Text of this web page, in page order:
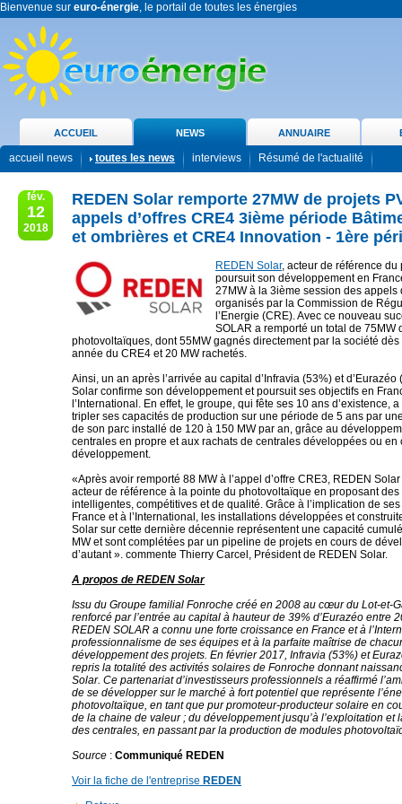
Bienvenue sur euro-énergie, le portail de toutes les énergies
ACCUEIL NEWS ANNUAIRE
accueil news toutes les news interviews Résumé de l'actualité
fév.
12
2018
REDEN Solar remporte 27MW de projets
appels d’offres CRE4 3ième période
et ombrières et CRE4 Innovation - 1ère
REDEN Solar, acteur de référence du
poursuit son développement en
27MW à la 3ième session des appels
organisés par la Commission de
l’Energie (CRE). Avec ce nouveau
SOLAR a remporté un total de 75MW
photovoltaïques, dont 55MW gagnés directement par la société
année du CRE4 et 20 MW rachetés.
Ainsi, un an après l’arrivée au capital d’Infravia (53%) et d’Eurazéo
Solar confirme son développement et poursuit ses objectifs en
l’International. En effet, le groupe, qui fête ses 10 ans d’existence,
tripler ses capacités de production sur une période de 5 ans par
de son parc installé de 120 à 150 MW par an, grâce au
centrales en propre et aux rachats de centrales développées ou en
développement.
«Après avoir remporté 88 MW à l’appel d’offre CRE3, REDEN
acteur de référence à la pointe du photovoltaïque en proposant des
intelligentes, compétitives et de qualité. Grâce à l’implication de
France et à l’International, les installations développées et
Solar sur cette dernière décennie représentent une capacité
MW et sont complétées par un pipeline de projets en cours de
d’autant ». commente Thierry Carcel, Président de REDEN Solar.
A propos de REDEN Solar
Issu du Groupe familial Fonroche créé en 2008 au cœur du Lot-et-
renforcé par l’entrée au capital à hauteur de 39% d’Eurazéo entre
REDEN SOLAR a connu une forte croissance en France et à
professionnalisme de ses équipes et à la parfaite maîtrise de
développement des projets. En février 2017, Infravia (53%) et
repris la totalité des activités solaires de Fonroche donnant
Solar. Ce partenariat d’investisseurs professionnels a réaffirmé
de se développer sur le marché à fort potentiel que représente
photovoltaïque, en tant que pur promoteur-producteur solaire en
de la chaine de valeur ; du développement jusqu’à l’exploitation et
des centrales, en passant par la production de modules
Source : Communiqué REDEN
Voir la fiche de l'entreprise REDEN